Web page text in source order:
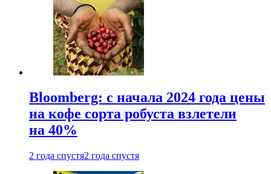
Bloomberg: с начала 2024 года цены
на кофе сорта робуста взлетели
на 40%
2 года спустя2 года спустя